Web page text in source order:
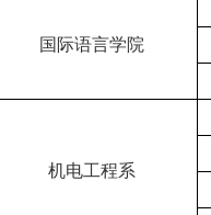
国际语言学院
机电工程系